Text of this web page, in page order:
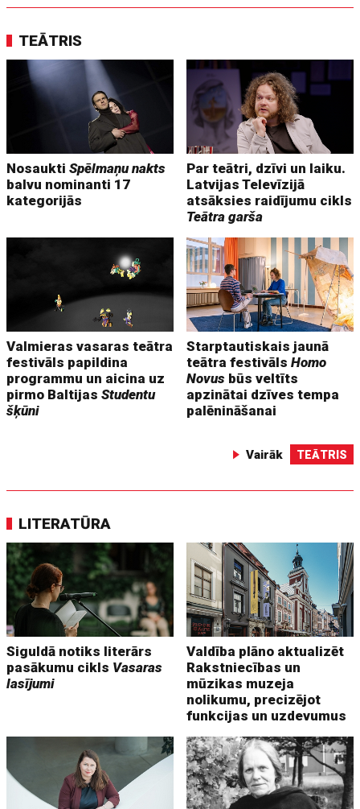
TEĀTRIS
NosauktiSpēlmaņu nakts
balvu nominanti 17
kategorijās
Par teātri, dzīvi un laiku.
Latvijas Televīzijā
atsāksies raidījumu cikls
Teātra garša
Valmieras vasaras teātra
festivāls papildina
programmu un aicina uz
pirmo BaltijasStudentu
šķūni
Starptautiskais jaunā
teātra festivālsHomo
Novus būs veltīts
apzinātai dzīves tempa
palēnināšanai
Vairāk TEĀTRIS
LITERATŪRA
Siguldā notiks literārs
pasākumu cikls Vasaras
lasījumi
Valdība plāno aktualizēt
Rakstniecības un
mūzikas muzeja
nolikumu, precizējot
funkcijas un uzdevumus